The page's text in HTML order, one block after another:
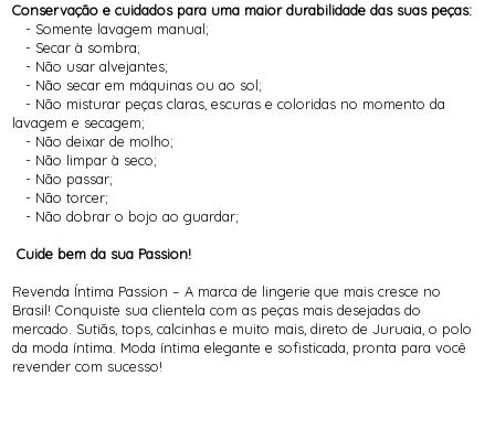
Conservação e cuidados para uma maior durabilidade das suas peças:
- Somente lavagem manual;
- Secar à sombra;
- Não usar alvejantes;
- Não secar em máquinas ou ao sol;
- Não misturar peças claras, escuras e coloridas no momento da
lavagem e secagem;
- Não deixar de molho;
- Não limpar à seco;
- Não passar;
- Não torcer;
- Não dobrar o bojo ao guardar;
Cuide bem da sua Passion!
Revenda Íntima Passion – A marca de lingerie que mais cresce no
Brasil! Conquiste sua clientela com as peças mais desejadas do
mercado. Sutiãs, tops, calcinhas e muito mais, direto de Juruaia, o polo
da moda íntima. Moda íntima elegante e sofisticada, pronta para você
revender com sucesso!